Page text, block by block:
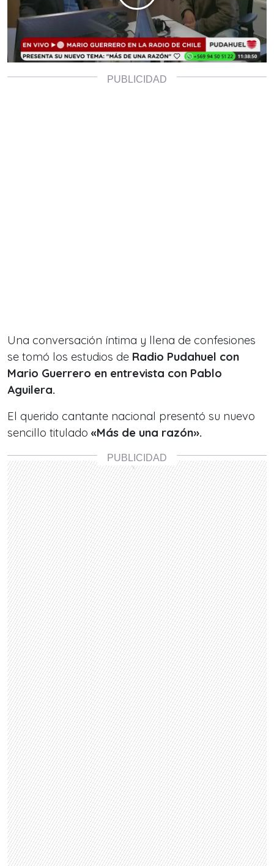
Una conversación íntima y llena de confesiones
se tomó los estudios de Radio Pudahuel con
Mario Guerrero en entrevista con Pablo
Aguilera.
El querido cantante nacional presentó su nuevo
sencillo titulado «Más de una razón».